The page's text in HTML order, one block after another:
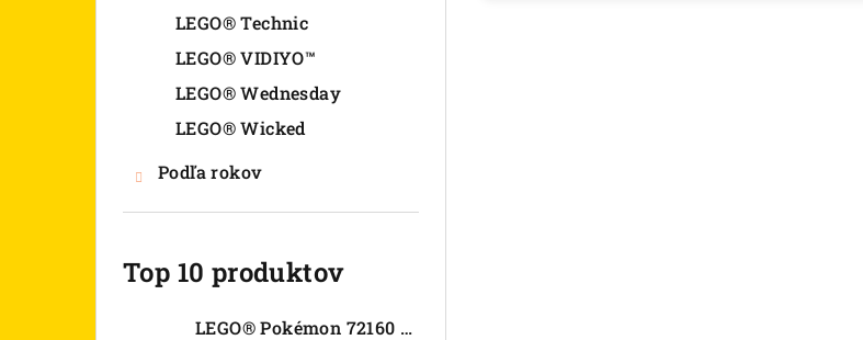
LEGO® Technic
LEGO® VIDIYO™
LEGO® Wednesday
LEGO® Wicked
Podľa rokov
Top 10 produktov
LEGO® Pokémon 72160 Arcanine